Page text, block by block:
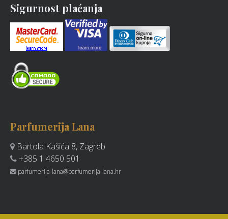
Sigurnost plaćanja
Parfumerija Lana
Bartola Kašića 8, Zagreb
+385 1 4650 501
parfumerija-lana@parfumerija-lana.hr